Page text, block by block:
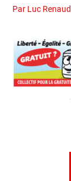
Par Luc Renaud